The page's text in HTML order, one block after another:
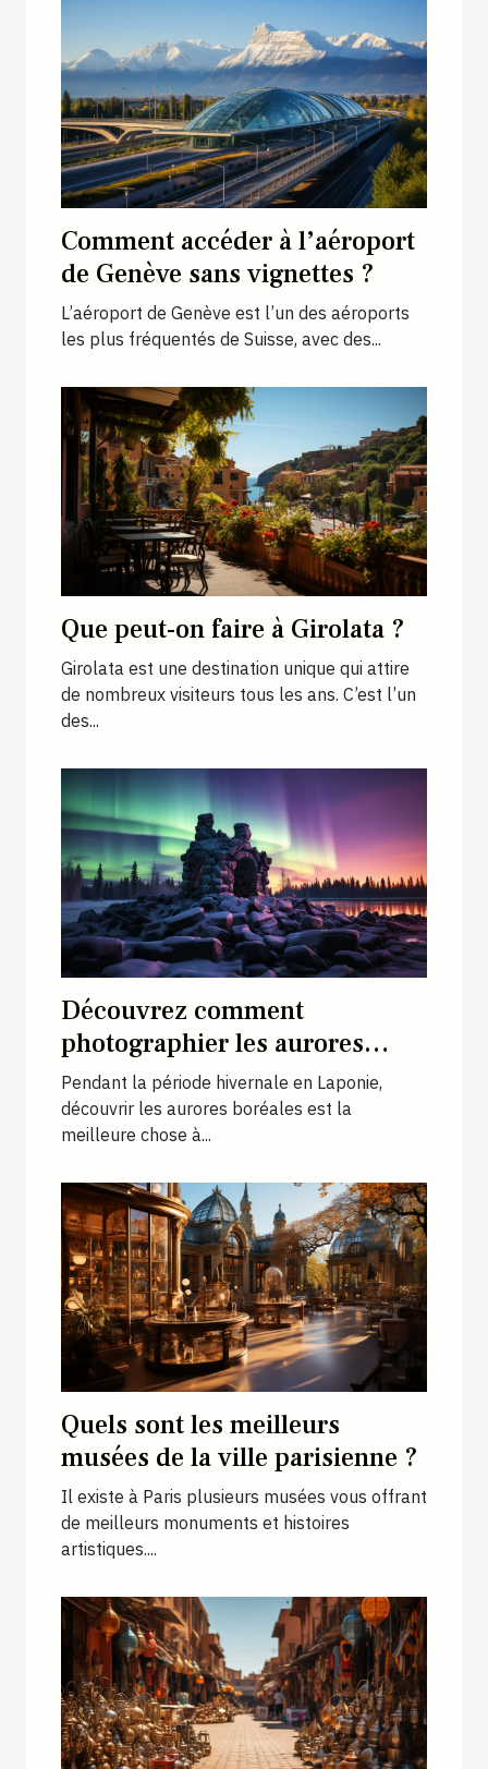
Comment accéder à l’aéroport
de Genève sans vignettes ?
L’aéroport de Genève est l’un des aéroports
les plus fréquentés de Suisse, avec des...
Que peut-on faire à Girolata ?
Girolata est une destination unique qui attire
de nombreux visiteurs tous les ans. C’est l’un
des...
Découvrez comment
photographier les aurores
boréales en Laponie
Pendant la période hivernale en Laponie,
découvrir les aurores boréales est la
meilleure chose à...
Quels sont les meilleurs
musées de la ville parisienne ?
Il existe à Paris plusieurs musées vous offrant
de meilleurs monuments et histoires
artistiques....